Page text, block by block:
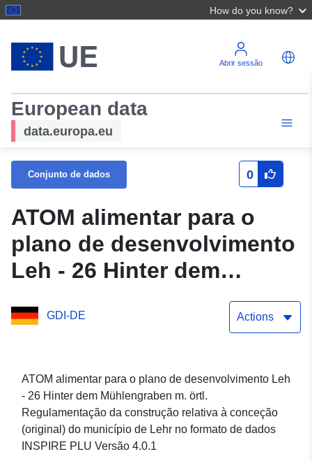
How do you know?
Abrir sessão
European data
data.europa.eu
Conjunto de dados 0
ATOM alimentar para o
plano de desenvolvimento
Leh - 26 Hinter dem
Mühlengraben m. örtl.
Regulamentação da
conceção (original) do
município de Lehr
GDI-DE Actions
ATOM alimentar para o plano de desenvolvimento Leh
- 26 Hinter dem Mühlengraben m. örtl.
Regulamentação da construção relativa à conceção
(original) do município de Lehr no formato de dados
INSPIRE PLU Versão 4.0.1